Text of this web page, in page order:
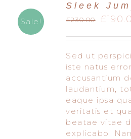
Sale!
Sleek
£230.00
Le
initial
était :
£
Sed ut
iste natus
accusantium
laudantium,
eaque ipsa
veritatis et
beatae vitae
explicabo.